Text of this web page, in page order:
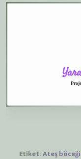
Etiket: Ateş